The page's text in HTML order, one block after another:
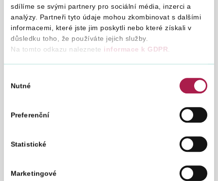
sdílíme se svými partnery pro sociální média, inzerci a
analýzy. Partneři tyto údaje mohou zkombinovat s dalšími
informacemi, které jste jim poskytli nebo které získali v
důsledku toho, že používáte jejich služby.
Na tomto odkazu naleznete informace k GDPR
souhlasu
Nutné
Preferenční
Statistické
Marketingové
Určení sazby daně při sběru, svozu a
likvidaci komunálního odpadu dle
novely zákona č. 235/2004 Sb., o dani
pozdějších předpisů (dále jen
S účinností od 1.1.2009 je zákonem č.
90.02.11 – sběr a přeprava komunálního